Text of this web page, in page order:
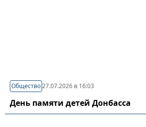
Общество27.07.2026 в 16:03
День памяти детей Донбасса